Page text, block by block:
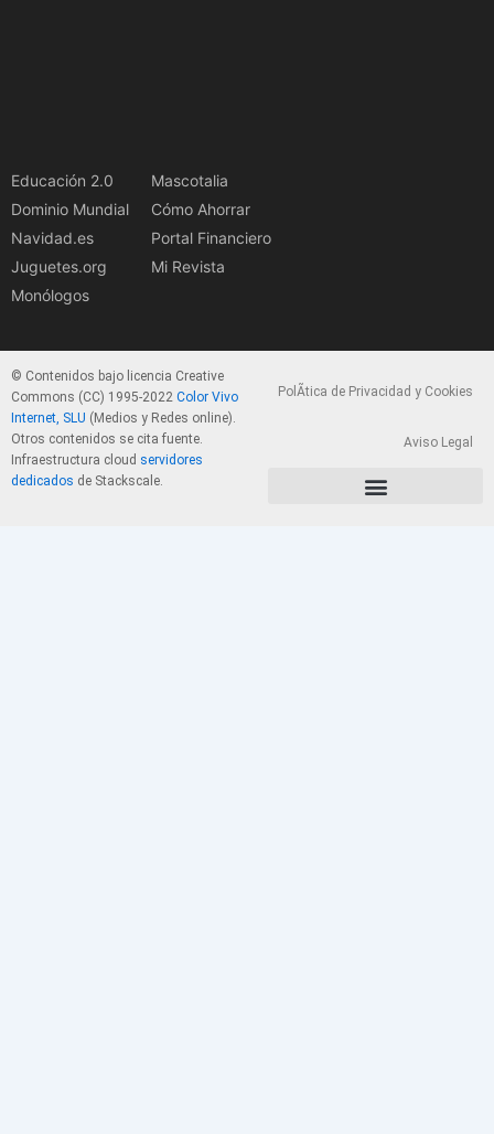
Educación 2.0
Dominio Mundial
Navidad.es
Juguetes.org
Monólogos
Mascotalia
Cómo Ahorrar
Portal Financiero
Mi Revista
© Contenidos bajo licencia Creative
Commons (CC) 1995-2022 Color Vivo
Internet, SLU (Medios y Redes online).
Otros contenidos se cita fuente.
Infraestructura cloud servidores
dedicados de Stackscale.
PolÃ­tica de Privacidad y Cookies
Aviso Legal